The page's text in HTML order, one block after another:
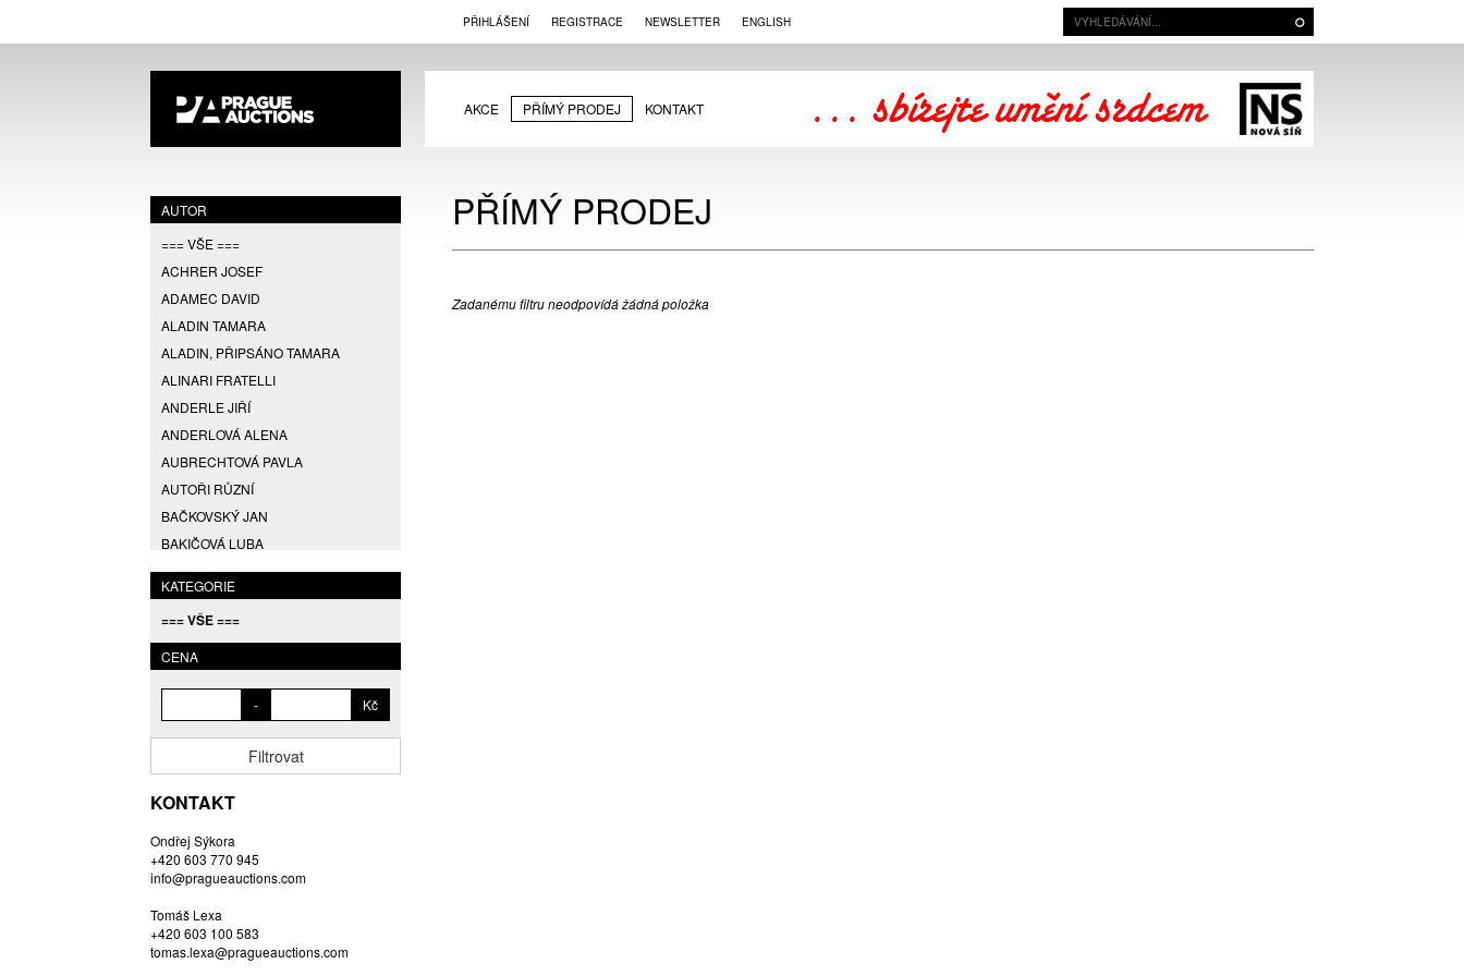
PŘIHLÁŠENÍ REGISTRACE NEWSLETTER ENGLISH
AKCE PŘÍMÝ PRODEJ KONTAKT
AUTOR
=== VŠE ===
ACHRER JOSEF
ADAMEC DAVID
ALADIN TAMARA
ALADIN, PŘIPSÁNO TAMARA
ALINARI FRATELLI
ANDERLE JIŘÍ
ANDERLOVÁ ALENA
AUBRECHTOVÁ PAVLA
AUTOŘI RŮZNÍ
BAČKOVSKÝ JAN
BAKIČOVÁ LUBA
BALCAR JIŘÍ
BALCAR KAREL
BALCAR MARTIN
BALÍČEK PETR
BARTKO MAREK
BARTOŇ DAVID
BASTL ROMAN
BAUCH JAN
BAUER VL.
BEDNÁŘOVÁ EVA
BĚHAL DOMINIK
KATEGORIE
=== VŠE ===
CENA
- Kč
Filtrovat
KONTAKT
Ondřej Sýkora
+420 603 770 945
info@pragueauctions.com
Tomáš Lexa
+420 603 100 583
tomas.lexa@pragueauctions.com
PŘÍMÝ PRODEJ
Zadanému filtru neodpovídá žádná položka